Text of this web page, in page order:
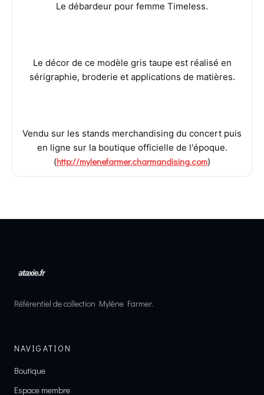
Le débardeur pour femme Timeless.
Le décor de ce modèle gris taupe est réalisé en
sérigraphie, broderie et applications de matières.
Vendu sur les stands merchandising du concert puis
en ligne sur la boutique officielle de l'époque.
(http://mylenefarmer.charmandising.com)
Référentiel de collection Mylène Farmer.
NAVIGATION
Boutique
Espace membre